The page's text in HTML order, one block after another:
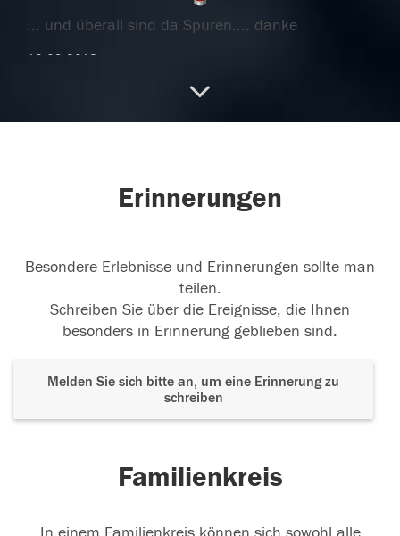
... und überall sind da Spuren.... danke
13.09.2018
30.07.2018
Erinnerungen
Besondere Erlebnisse und Erinnerungen sollte man
teilen.
Schreiben Sie über die Ereignisse, die Ihnen
besonders in Erinnerung geblieben sind.
Melden Sie sich bitte an, um eine Erinnerung zu
schreiben
Familienkreis